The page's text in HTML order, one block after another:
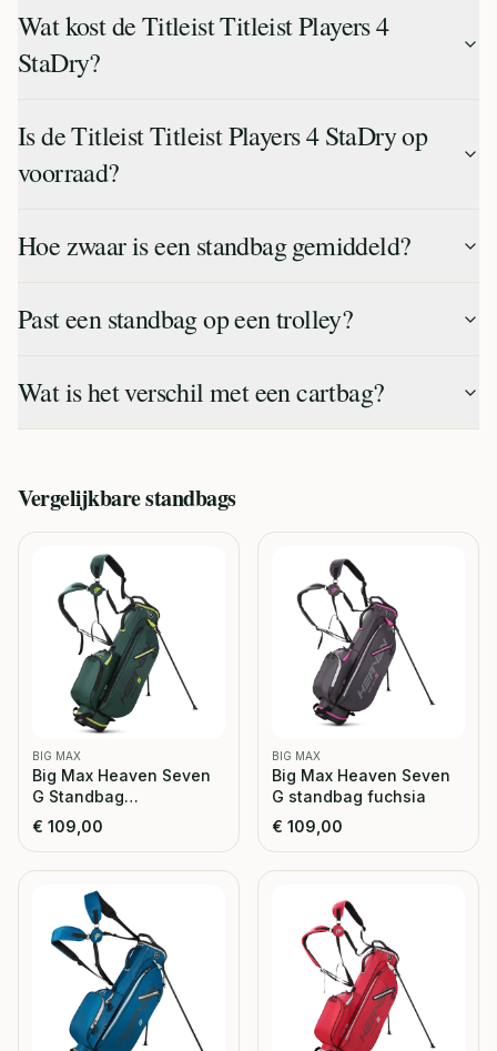
Wat kost de Titleist Titleist Players 4
StaDry?
Is de Titleist Titleist Players 4 StaDry op
voorraad?
Hoe zwaar is een standbag gemiddeld?
Past een standbag op een trolley?
Wat is het verschil met een cartbag?
Vergelijkbarestandbags
BIG MAX
Big Max Heaven Seven
G Standbag
forrest/green
€ 109,00
BIG MAX
Big Max Heaven Seven
G standbag fuchsia
€ 109,00